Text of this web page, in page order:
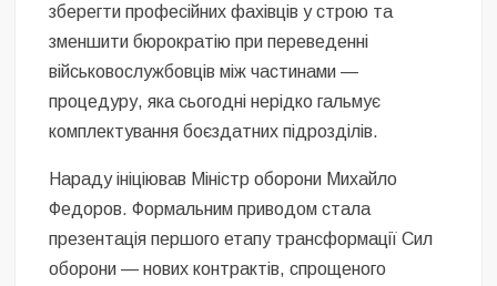
зберегти професійних фахівців у строю та
зменшити бюрократію при переведенні
військовослужбовців між частинами —
процедуру, яка сьогодні нерідко гальмує
комплектування боєздатних підрозділів.
Нараду ініціював Міністр оборони Михайло
Федоров. Формальним приводом стала
презентація першого етапу трансформації Сил
оборони — нових контрактів, спрощеного